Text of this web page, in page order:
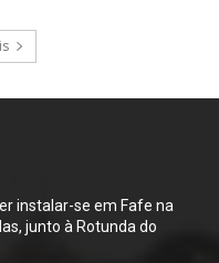
instalar-se em Fafe na
junto à Rotunda do